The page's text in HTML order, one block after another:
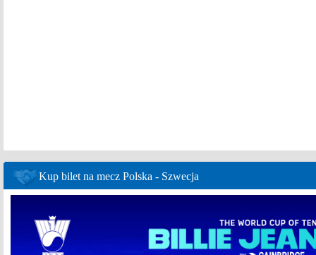
Kup bilet na mecz Polska - Szwecja